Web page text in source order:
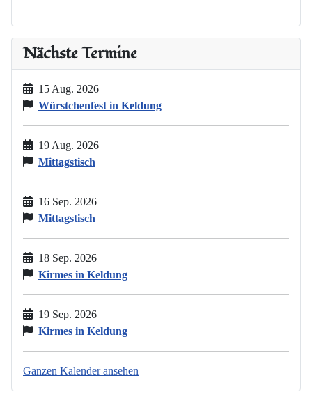
Nächste Termine
15 Aug. 2026
Würstchenfest in Keldung
19 Aug. 2026
Mittagstisch
16 Sep. 2026
Mittagstisch
18 Sep. 2026
Kirmes in Keldung
19 Sep. 2026
Kirmes in Keldung
Ganzen Kalender ansehen